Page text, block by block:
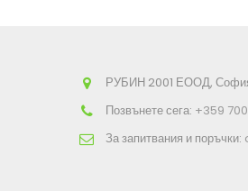
РУБИН 2001 ЕООД,
Позвънете сега: +359
За запитвания и поръчки: